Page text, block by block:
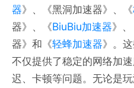
器》、《黑洞加速器》、《
器》、《BiuBiu加速器》
器》和《轻蜂加速器》。
不仅提供了稳定的网络加
迟、卡顿等问题。无论是